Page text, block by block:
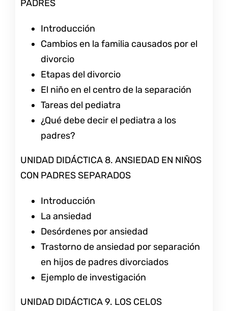
PADRES
Introducción
Cambios en la familia causados por el
divorcio
Etapas del divorcio
El niño en el centro de la separación
Tareas del pediatra
¿Qué debe decir el pediatra a los
padres?
UNIDAD DIDÁCTICA 8. ANSIEDAD EN NIÑOS
CON PADRES SEPARADOS
Introducción
La ansiedad
Desórdenes por ansiedad
Trastorno de ansiedad por separación
en hijos de padres divorciados
Ejemplo de investigación
UNIDAD DIDÁCTICA 9. LOS CELOS